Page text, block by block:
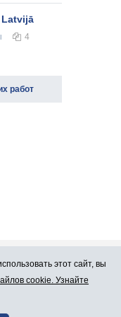
4
работ
этот сайт, вы
cookie. Узнайте